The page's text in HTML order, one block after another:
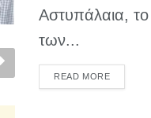
Αστυπάλαια, το
των...
READ MOREDETAILS